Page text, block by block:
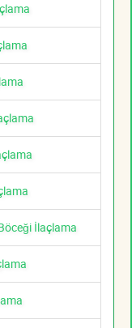
İlaçlama